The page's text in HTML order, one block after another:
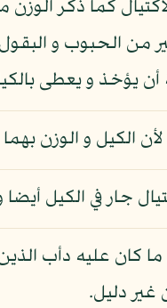
كما ذكر
من الحبوب و
يؤخذ و يعطى
الكيل و الوزن
جار في الكيل
ما كان عليه دأب
دليل.